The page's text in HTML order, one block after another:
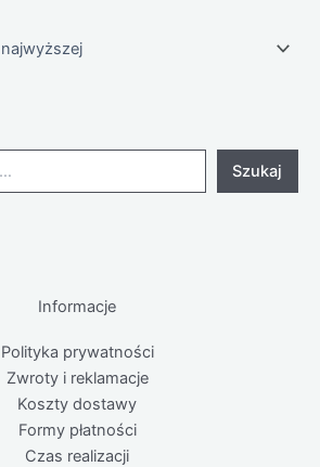
Szukaj
Informacje
Polityka prywatności
Zwroty i reklamacje
Koszty dostawy
Formy płatności
Czas realizacji